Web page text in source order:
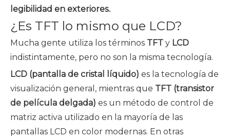
legibilidad en exteriores..
¿Es TFT lo mismo que LCD?
Mucha gente utiliza los términos TFT y LCD
indistintamente, pero no son la misma tecnología.
LCD (pantalla de cristal líquido) es la tecnología de
visualización general, mientras que TFT (transistor
de película delgada) es un método de control de
matriz activa utilizado en la mayoría de las
pantallas LCD en color modernas. En otras